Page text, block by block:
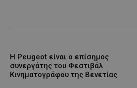
Η Peugeot είναι ο επίσημος
συνεργάτης του Φεστιβάλ
Κινηματογράφου της Βενετίας